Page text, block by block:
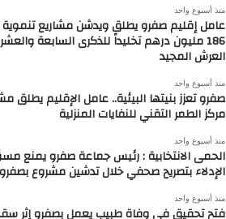
منذ أسبوع واحد
عامل إقليم صفرو يطلق ويدشن مشاريع تنموية
186 مليون درهم تخليداً للذكرى السابعة
العرش المجيد
منذ أسبوع واحد
صفرو تعزز بنيتها البيئية.. عامل الإقليم يطلق
مركز الطمر التقني للنفايات المنزلية
منذ أسبوع واحد
الحمى الانتخابية : رئيس جماعة صفرو يمنع
الإدلاء بتصريح صحفي خلال تدشين مشروع بصفرو
منذ أسبوع واحد
فتح تحقيق في وفاة طبيب يعمل بصفرو إثر